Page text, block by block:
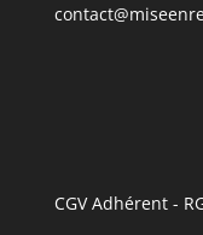
CGV Adhérent-